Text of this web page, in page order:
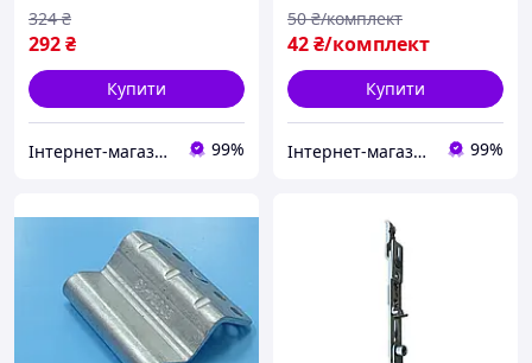
292₴
324 ₴
Купити
Інтернет-магазин запчастин до вікон, дверей, жалюзі, ролетів "WENTANA" 99%
42₴/комплект
50 ₴/комплект
Купити
Інтернет-магазин запчастин до вікон, дверей, жалюзі, ролетів "WENTANA" 99%